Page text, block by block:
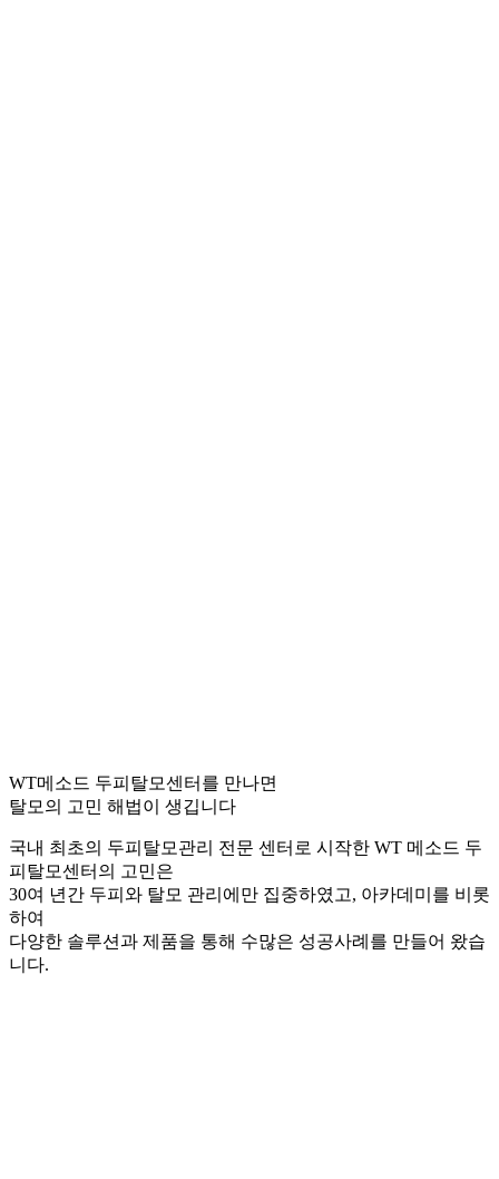
WT메소드 두피탈모센터를 만나면
탈모의 고민 해법이 생깁니다
국내 최초의 두피탈모관리 전문 센터로 시작한 WT 메소드 두
피탈모센터의 고민은
30여 년간 두피와 탈모 관리에만 집중하였고, 아카데미를 비롯
하여
다양한 솔루션과 제품을 통해 수많은 성공사례를 만들어 왔습
니다.